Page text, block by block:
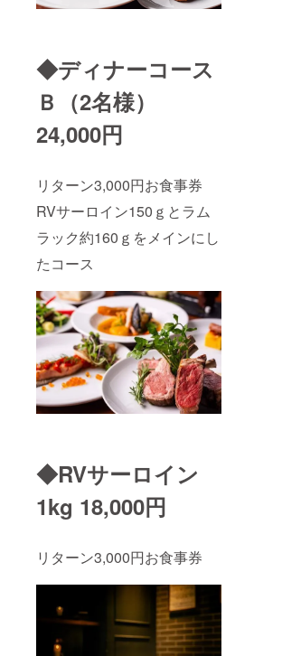
◆ディナーコース
Ｂ（2名様）
24,000円
リターン3,000円お食事券
RVサーロイン150ｇとラム
ラック約160ｇをメインにし
たコース
◆RVサーロイン
1kg 18,000円
リターン3,000円お食事券